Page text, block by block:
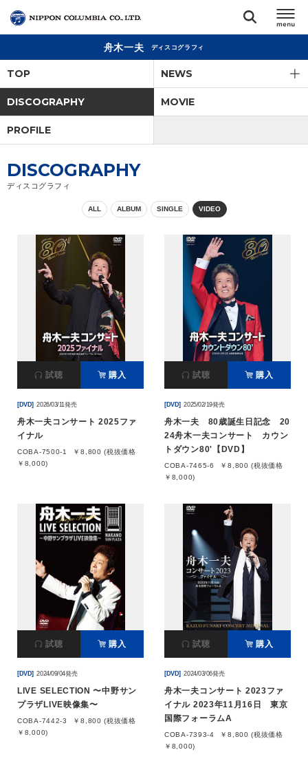
閉じる
アーティスト
ジャンル
オーディション
直営ショップ
会社情報
サイトマップ
お問い合わせ
閉じる
舟木一夫 ディスコグラフィ
TOP NEWS
DISCOGRAPHY MOVIE
PROFILE
DISCOGRAPHY
ディスコグラフィ
ALL ALBUM SINGLE VIDEO
試聴 購入
[DVD] 2026/03/11発売
舟木一夫コンサート 2025ファ
イナル
COBA-7500-1
￥8,800 (税抜価格
￥8,000)
試聴 購入
[DVD] 2025/02/19発売
舟木一夫 80歳誕生日記念 20
24舟木一夫コンサート カウン
トダウン80'【DVD】
COBA-7465-6
￥8,800 (税抜価格
￥8,000)
試聴 購入
[DVD] 2024/09/04発売
LIVE SELECTION 〜中野サン
プラザLIVE映像集〜
COBA-7442-3
￥8,800 (税抜価格
￥8,000)
試聴 購入
[DVD] 2024/03/06発売
舟木一夫コンサート 2023ファ
イナル 2023年11月16日 東京
国際フォーラムA
COBA-7393-4
￥8,800 (税抜価格
￥8,000)